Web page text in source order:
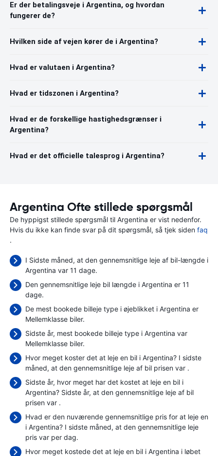
Er der betalingsveje i Argentina, og hvordan
fungerer de?
Hvilken side af vejen kører de i Argentina?
Hvad er valutaen i Argentina?
Hvad er tidszonen i Argentina?
Hvad er de forskellige hastighedsgrænser i
Argentina?
Hvad er det officielle talesprog i Argentina?
Argentina Ofte stillede spørgsmål
De hyppigst stillede spørgsmål til Argentina er vist nedenfor.
Hvis du ikke kan finde svar på dit spørgsmål, så tjek siden faq
.
I Sidste måned, at den gennemsnitlige leje af bil-længde i
Argentina var 11 dage.
Den gennemsnitlige leje bil længde i Argentina er 11
dage.
De mest bookede billeje type i øjeblikket i Argentina er
Mellemklasse biler.
Sidste år, mest bookede billeje type i Argentina var
Mellemklasse biler.
Hvor meget koster det at leje en bil i Argentina? I sidste
måned, at den gennemsnitlige leje af bil prisen var .
Sidste år, hvor meget har det kostet at leje en bil i
Argentina? Sidste år, at den gennemsnitlige leje af bil
prisen var .
Hvad er den nuværende gennemsnitlige pris for at leje en
i Argentina? I sidste måned, at den gennemsnitlige leje
pris var per dag.
Hvor meget kostede det at leje en bil i Argentina i løbet